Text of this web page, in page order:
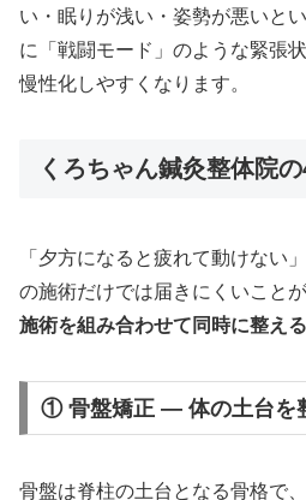
い・眠りが浅い・姿勢が悪いと
に「戦闘モード」のような緊張
慢性化しやすくなります。
くろちゃん鍼灸整体院
「夕方になると疲れて動けない
の施術だけでは届きにくいこと
施術を組み合わせて同時に整える
① 骨盤矯正 — 体の土台を
骨盤は脊柱の土台となる骨格で